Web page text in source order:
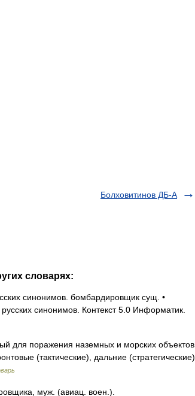
Болховитинов ДБ-А
словарях:
синонимов. бомбардировщик сущ. •
синонимов. Контекст 5.0 Информатик.
для поражения наземных и морских объектов
(тактические), дальние (стратегические)
муж. (авиац. воен.).